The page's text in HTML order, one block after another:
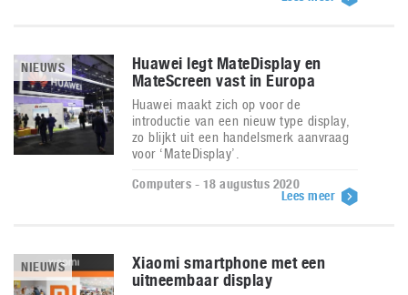
NIEUWS
Huawei legt MateDisplay en
MateScreen vast in Europa
Huawei maakt zich op voor de
introductie van een nieuw type display,
zo blijkt uit een handelsmerk aanvraag
voor ‘MateDisplay’.
Computers - 18 augustus 2020
Lees meer
NIEUWS
Xiaomi smartphone met een
uitneembaar display